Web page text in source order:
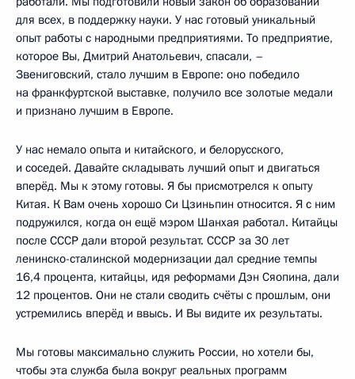
для всех, в поддержку науки. У нас готовый уникальный
опыт работы с народными предприятиями. То предприятие,
которое Вы, Дмитрий Анатольевич, спасали, –
Звениговский, стало лучшим в Европе: оно победило
на франкфуртской выставке, получило все золотые медали
и признано лучшим в Европе.
У нас немало опыта и китайского, и белорусского,
и соседей. Давайте складывать лучший опыт и двигаться
вперёд. Мы к этому готовы. Я бы присмотрелся к опыту
Китая. К Вам очень хорошо Си Цзиньпин относится. Я с ним
подружился, когда он ещё мэром Шанхая работал. Китайцы
после СССР дали второй результат. СССР за 30 лет
ленинско-сталинской модернизации дал средние темпы
16,4 процента, китайцы, идя реформами Дэн Сяопина, дали
12 процентов. Они не стали сводить счёты с прошлым, они
устремились вперёд и ввысь. И Вы видите их результаты.
Мы готовы максимально служить России, но хотели бы,
чтобы эта служба была вокруг реальных программ